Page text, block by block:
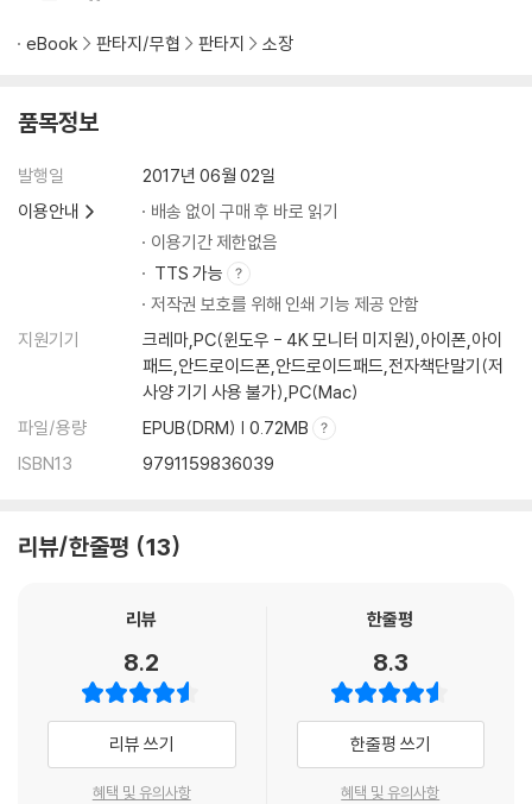
eBook 판타지/무협 판타지 소장
품목정보
발행일
2017년 06월 02일
이용안내
배송 없이 구매 후 바로 읽기
이용기간 제한없음
TTS 가능
저작권 보호를 위해 인쇄 기능 제공 안함
지원기기
크레마,PC(윈도우 - 4K 모니터 미지원),아이폰,아이
패드,안드로이드폰,안드로이드패드,전자책단말기(저
사양 기기 사용 불가),PC(Mac)
파일/용량
EPUB(DRM) | 0.72MB
ISBN13
9791159836039
리뷰/한줄평 13
리뷰
8.2
리뷰 쓰기
혜택 및 유의사항
한줄평
8.3
한줄평 쓰기
혜택 및 유의사항